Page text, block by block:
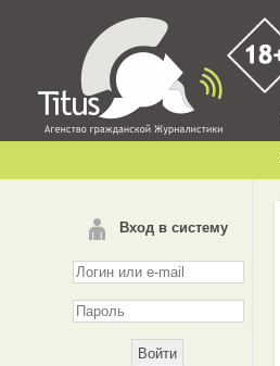
Вход в систему